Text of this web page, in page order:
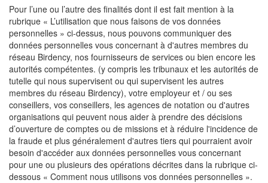
Pour l’une ou l’autre des finalités dont il est fait mention à la
rubrique « L’utilisation que nous faisons de vos données
personnelles » ci-dessus, nous pouvons communiquer des
données personnelles vous concernant à d'autres membres du
réseau Birdency, nos fournisseurs de services ou bien encore les
autorités compétentes. (y compris les tribunaux et les autorités de
tutelle qui nous supervisent ou qui supervisent les autres
membres du réseau Birdency), votre employeur et / ou ses
conseillers, vos conseillers, les agences de notation ou d'autres
organisations qui peuvent nous aider à prendre des décisions
d’ouverture de comptes ou de missions et à réduire l'incidence de
la fraude et plus généralement d'autres tiers qui pourraient avoir
besoin d'accéder aux données personnelles vous concernant
pour une ou plusieurs des opérations décrites dans la rubrique ci-
dessous « Comment nous utilisons vos données personnelles ».